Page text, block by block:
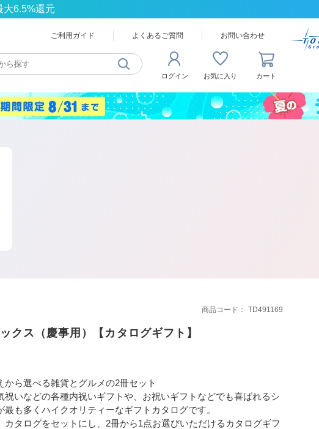
大6.5%還元
ご利用ガイド よくあるご質問 お問い合わせ
ログイン お気に入り カート
クス（慶事用）【カタログギフト】
商品コード TD491169
ら選べる雑貨とグルメの2冊セット
祝いなどの各種内祝いギフトや、お祝いギフトなどでも喜ばれるシ
最も多くハイクオリティーなギフトカタログです。
カタログをセットにし、2冊から1点お選びいただけるカタログギフ